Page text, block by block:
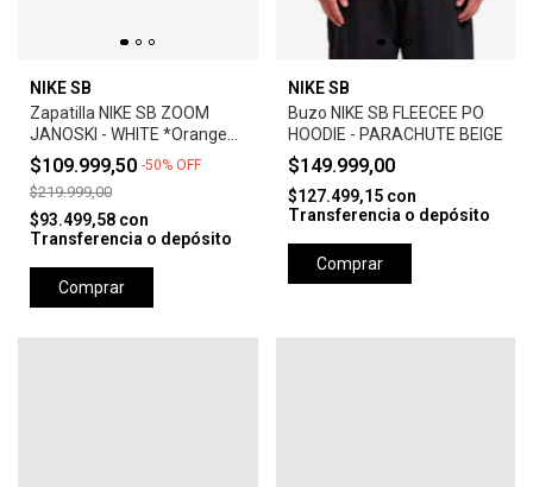
NIKE SB
Zapatilla NIKE SB ZOOM
JANOSKI - WHITE *Orange
Label*
$109.999,50 -50% OFF
$219.999,00
$93.499,58 con
Transferencia o depósito
Comprar
NIKE SB
Buzo NIKE SB FLEECEE PO
HOODIE - PARACHUTE BEIGE
$149.999,00
$127.499,15 con
Transferencia o depósito
Comprar